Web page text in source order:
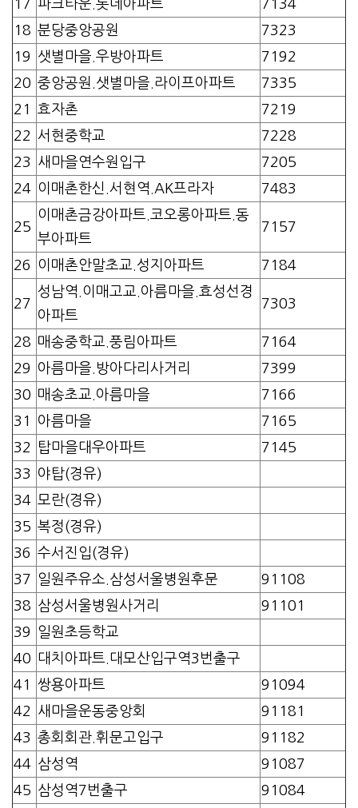
17 파크타운.롯데아파트
7134
18 분당중앙공원
7323
19
샛별마을.우방아파트
7192
20 중앙공원.샛별마을.라이프아파트
7335
21
효자촌
7219
22 서현중학교
7228
23
새마을연수원입구
7205
24 이매촌한신.서현역.AK프라자 7483
25
이매촌금강아파트.코오롱아파트.동
부아파트
7157
26 이매촌안말초교.성지아파트 7184
27
성남역.이매고교.아름마을.효성선경
아파트
7303
28 매송중학교.풍림아파트
7164
29
아름마을.방아다리사거리
7399
30 매송초교.아름마을
7166
31
아름마을
7165
32
탑마을대우아파트
7145
33
야탑(경유)
34 모란(경유)
35 복정(경유)
36 수서진입(경유)
37 일원주유소.삼성서울병원후문
91108
38 삼성서울병원사거리
91101
39
일원초등학교
40 대치아파트.대모산입구역3번출구
41
쌍용아파트
91094
42
새마을운동중앙회
91181
43 총회회관.휘문고입구
91182
44 삼성역
91087
45 삼성역7번출구
91084